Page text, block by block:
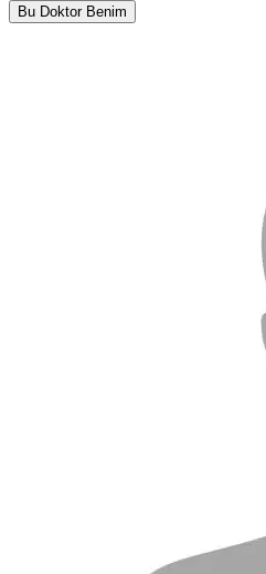
Bu Doktor Benim